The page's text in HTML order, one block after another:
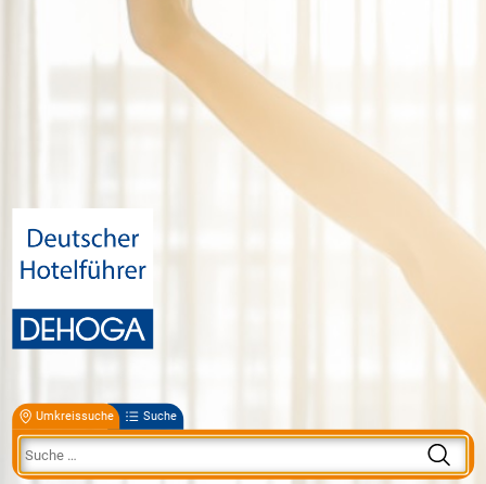
Umkreissuche Suche